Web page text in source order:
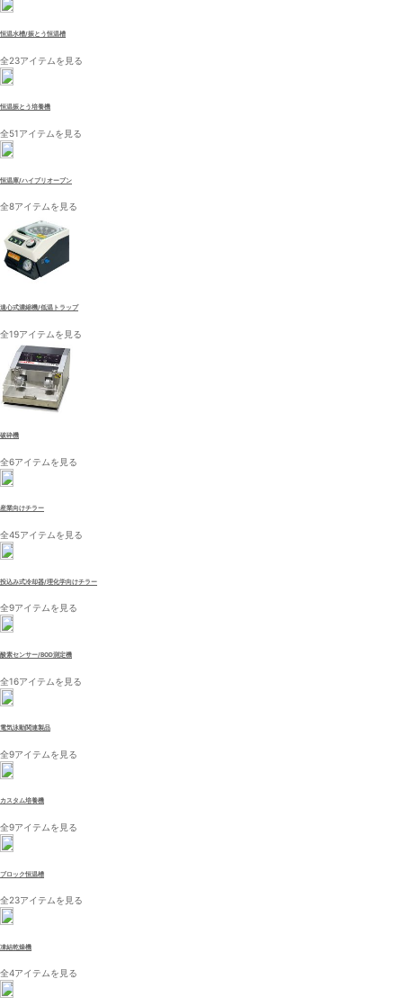
恒温水槽/振とう恒温槽
全23アイテムを見る
恒温振とう培養機
全51アイテムを見る
恒温庫/ハイブリオーブン
全8アイテムを見る
遠心式濃縮機/低温トラップ
全19アイテムを見る
破砕機
全6アイテムを見る
産業向けチラー
全45アイテムを見る
投込み式冷却器/理化学向けチラー
全9アイテムを見る
酸素センサー/BOD測定機
全16アイテムを見る
電気泳動関連製品
全9アイテムを見る
カスタム培養機
全9アイテムを見る
ブロック恒温槽
全23アイテムを見る
凍結乾燥機
全4アイテムを見る